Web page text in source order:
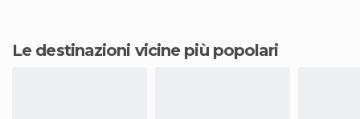
Le destinazioni vicine più popolari